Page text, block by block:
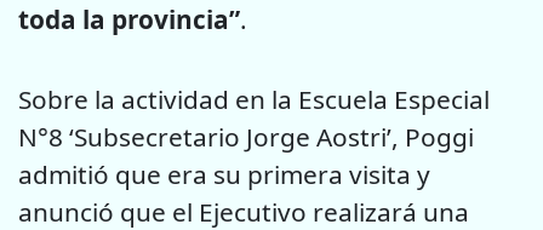
toda la provincia”.
Sobre la actividad en la Escuela Especial
N°8 ‘Subsecretario Jorge Aostri’, Poggi
admitió que era su primera visita y
anunció que el Ejecutivo realizará una